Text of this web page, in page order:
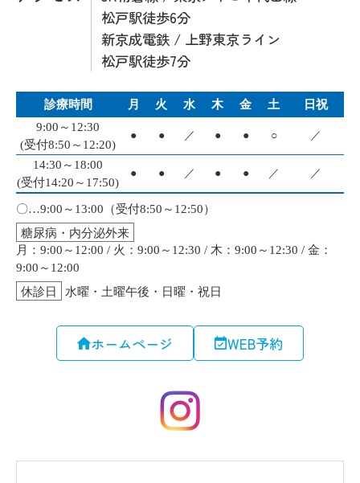
松戸駅徒歩6分
新京成電鉄 / 上野東京ライン
松戸駅徒歩7分
ホームページ WEB予約